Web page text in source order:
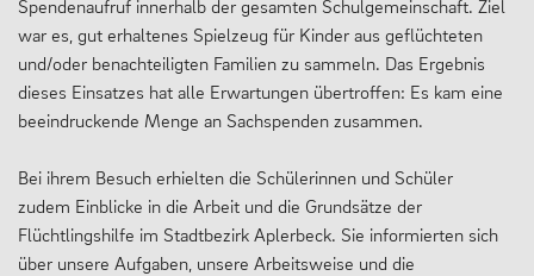
Spendenaufruf innerhalb der gesamten Schulgemeinschaft. Ziel
war es, gut erhaltenes Spielzeug für Kinder aus geflüchteten
und/oder benachteiligten Familien zu sammeln. Das Ergebnis
dieses Einsatzes hat alle Erwartungen übertroffen: Es kam eine
beeindruckende Menge an Sachspenden zusammen.
Bei ihrem Besuch erhielten die Schülerinnen und Schüler
zudem Einblicke in die Arbeit und die Grundsätze der
Flüchtlingshilfe im Stadtbezirk Aplerbeck. Sie informierten sich
über unsere Aufgaben, unsere Arbeitsweise und die